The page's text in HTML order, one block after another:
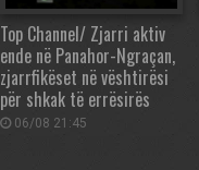
Top Channel/ Zjarri aktiv
ende në Panahor-Ngraçan,
zjarrfikëset në vështirësi
për shkak të errësirës
06/08 21:45